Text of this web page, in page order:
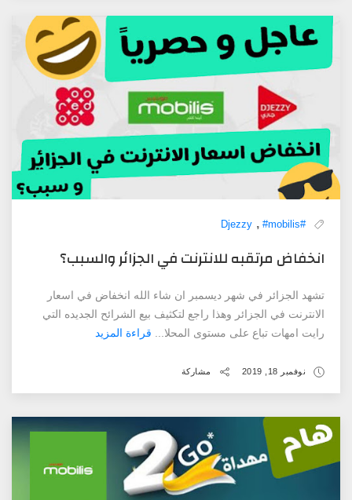
#Djezzy
, #mobilis
انخفاض مرتقبه للانترنت في الجزائر والسبب؟
تشهد الجزائر في شهر ديسمبر ان شاء الله انخفاض في اسعار
الانترنت في الجزائر وهذا راجع لتكثيف بيع الشرائح الجديده التي
رايت امهات تباع على مستوى المحلا... قراءة المزيد
نوفمبر 18, 2019 مشاركة